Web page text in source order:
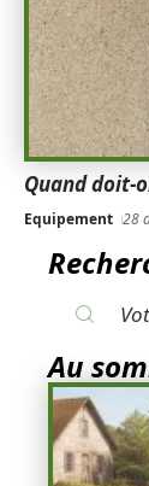
Quand doit-
Equipement 28
Au